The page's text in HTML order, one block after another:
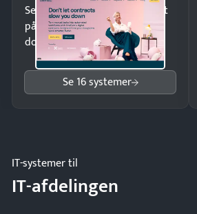
Send kontrakter til underskrift
på minutter og mist ingen
dokumenter.
Se 16 systemer
IT-systemer til
IT-afdelingen